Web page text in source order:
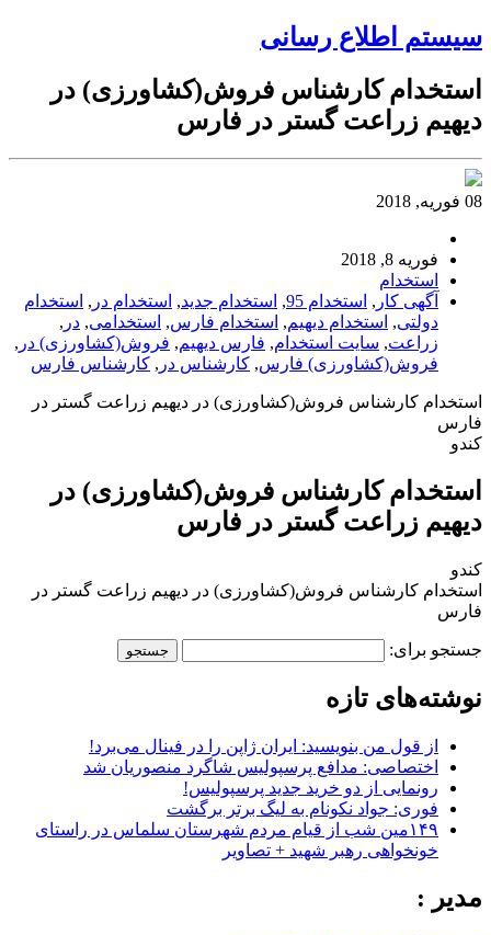
سیستم اطلاع رسانی
استخدام کارشناس فروش(کشاورزی) در
دیهیم زراعت گستر در فارس
08 فوریه, 2018
فوریه 8, 2018
استخدام
آگهی کار , استخدام 95 , استخدام جدید, استخدام در , استخدام
دولتی, استخدام دیهیم, استخدام فارس, استخدامی, در ,
زراعت, سایت استخدام, فارس دیهیم, فروش(کشاورزی) در ,
فروش(کشاورزی) فارس, کارشناس در , کارشناس فارس
استخدام کارشناس فروش(کشاورزی) در دیهیم زراعت گستر در
فارس
کندو
استخدام کارشناس فروش(کشاورزی) در
دیهیم زراعت گستر در فارس
کندو
استخدام کارشناس فروش(کشاورزی) در دیهیم زراعت گستر در
فارس
جستجو برای:
نوشته‌های تازه
از قول من بنویسید: ایران ژاپن را در فینال می‌برد!
اختصاصی: مدافع پرسپولیس شاگرد منصوریان شد
رونمایی از دو خرید جدید پرسپولیس!
فوری: جواد نکونام به لیگ برتر برگشت
۱۴۹مین شب از قیام مردم شهرستان سلماس در راستای
خونخواهی رهبر شهید + تصاویر
مدیر :